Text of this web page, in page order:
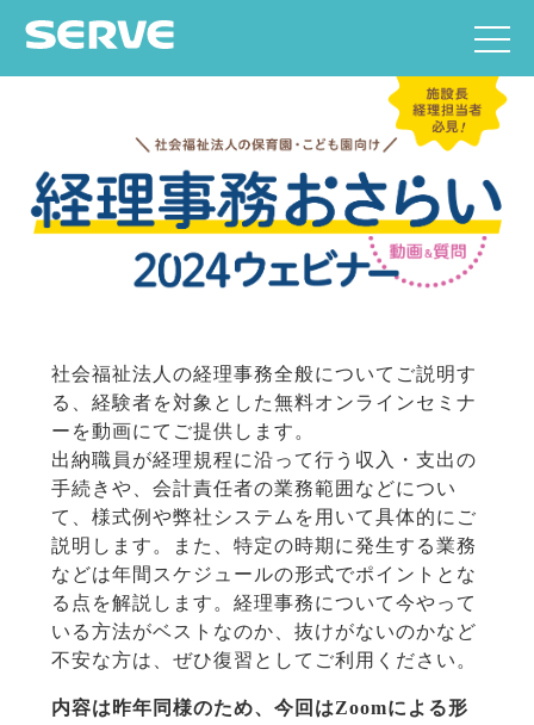
社会福祉法人の経理事務全般についてご説明す
る、経験者を対象とした無料オンラインセミナ
ーを動画にてご提供します。
出納職員が経理規程に沿って行う収入・支出の
手続きや、会計責任者の業務範囲などについ
て、様式例や弊社システムを用いて具体的にご
説明します。また、特定の時期に発生する業務
などは年間スケジュールの形式でポイントとな
る点を解説します。経理事務について今やって
いる方法がベストなのか、抜けがないのかなど
不安な方は、ぜひ復習としてご利用ください。
内容は昨年同様のため、今回はZoomによる形